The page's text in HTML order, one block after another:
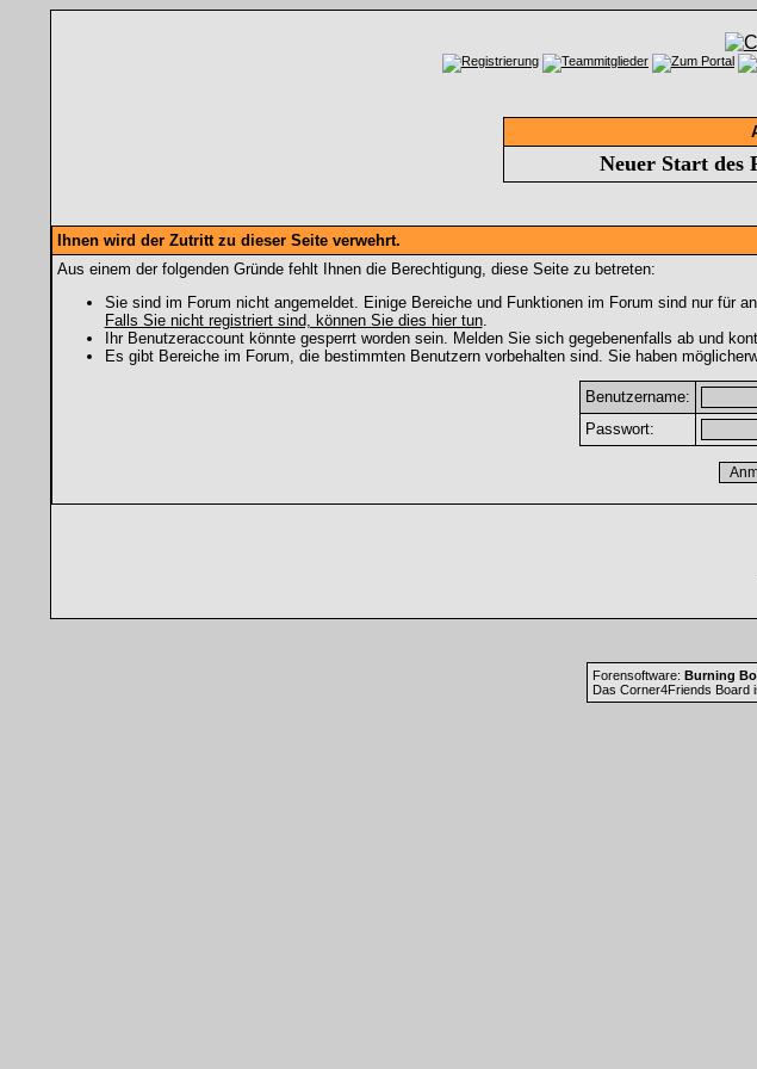
Neuer Start des
Ihnen wird der Zutritt zu dieser Seite verwehrt.
Aus einem der folgenden Gründe fehlt Ihnen die Berechtigung, diese Seite zu betreten:
Sie sind im Forum nicht angemeldet. Einige Bereiche und Funktionen im Forum sind nur für
Falls Sie nicht registriert sind, können Sie dies hier tun.
Ihr Benutzeraccount könnte gesperrt worden sein. Melden Sie sich gegebenenfalls ab und
Es gibt Bereiche im Forum, die bestimmten Benutzern vorbehalten sind. Sie haben
Benutzername:
Passwort:
Forensoftware: Burning
Das Corner4Friends Board